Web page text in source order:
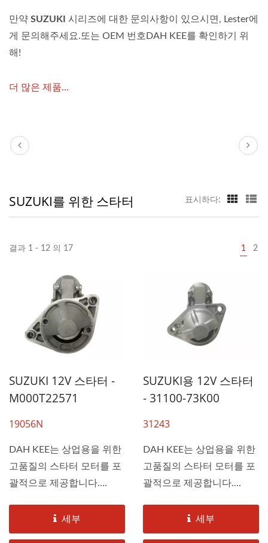
만약 SUZUKI 시리즈에 대한 문의사항이 있으시면, Lester에
게 문의해주세요.또는 OEM 번호DAH KEE를 확인하기 위
해!
더 많은 제품...
SUZUKI를 위한 스타터 표시하다:
결과 1 - 12 의 17 1 2
SUZUKI 12V 스타터 -
M000T22571
19056N
DAH KEE는 상업용을 위한
고품질의 스타터 모터를 포
괄적으로 제공합니다....
세부
SUZUKI용 12V 스타터
- 31100-73K00
31243
DAH KEE는 상업용을 위한
고품질의 스타터 모터를 포
괄적으로 제공합니다....
세부